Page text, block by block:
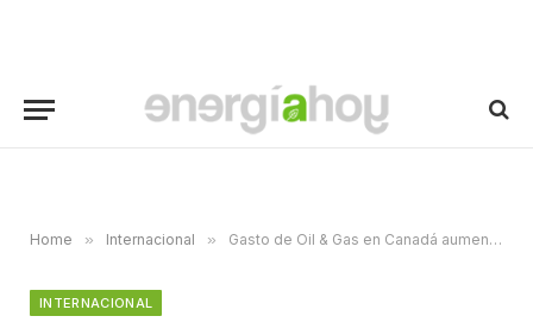
Home » Internacional » Gasto de Oil & Gas en Canadá aumentará 22% en 2022: CAPP
INTERNACIONAL